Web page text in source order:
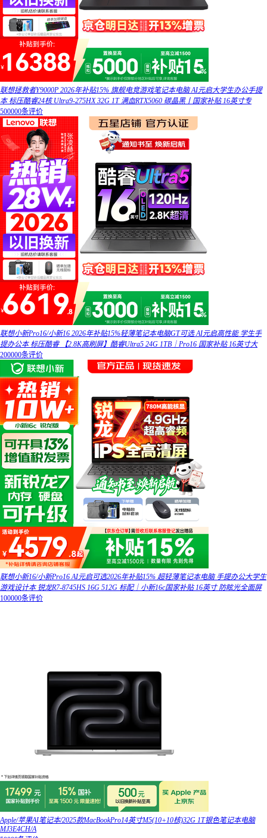
联想拯救者Y9000P 2026年补贴15% 旗舰电竞游戏笔记本电脑 AI元启大学生办公手提
本 标压酷睿24核 Ultra9-275HX 32G 1T 满血RTX5060 碳晶黑丨国家补贴 16英寸专
500000条评价
联想小新Pro16/小新16 2026年补贴15%轻薄笔记本电脑GT可选 AI元启高性能 学生手
提办公本 标压酷睿 【2.8K高刷屏】酷睿Ultra5 24G 1TB｜Pro16 国家补贴 16英寸大
200000条评价
联想小新16/小新Pro16 AI元启可选2026年补贴15% 超轻薄笔记本电脑 手提办公大学生
游戏设计本 锐龙R7-8745HS 16G 512G 标配｜小新16c国家补贴 16英寸 防眩光全面屏
100000条评价
Apple/苹果AI笔记本/2025款MacBookPro14英寸M5(10+10核)32G 1T银色笔记本电脑
MJ3E4CH/A